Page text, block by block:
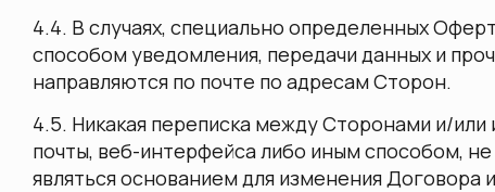
4.4. В случаях, специально определенных
способом уведомления, передачи данных и
направляются по почте по адресам Сторон.
4.5. Никакая переписка между Сторонами и/
почты, веб-интерфейса либо иным способом,
являться основанием для изменения